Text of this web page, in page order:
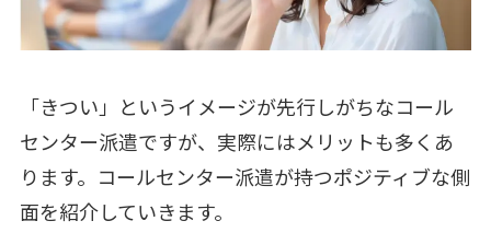
「きつい」というイメージが先行しがちなコール
センター派遣ですが、実際にはメリットも多くあ
ります。コールセンター派遣が持つポジティブな側
面を紹介していきます。